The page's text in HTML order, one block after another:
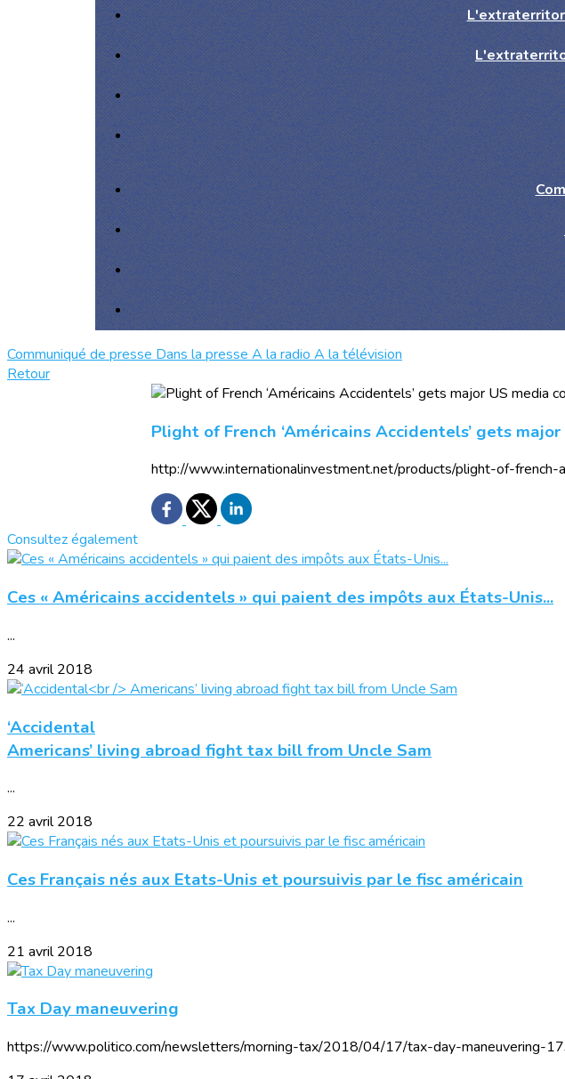
Communiqué de presse Dans la presse A la radio A la télévision
Retour
Plight of French ‘Américains Accidentels’ gets
http://www.internationalinvestment.net/products/plight-of-
Consultez également
Ces « Américains accidentels » qui paient des impôts aux États-Unis...
...
24 avril 2018
‘Accidental
Americans’ living abroad fight tax bill from Uncle Sam
...
22 avril 2018
Ces Français nés aux Etats-Unis et poursuivis par le fisc américain
...
21 avril 2018
Tax Day maneuvering
https://www.politico.com/newsletters/morning-tax/2018/04/17/tax-day-maneuvering-